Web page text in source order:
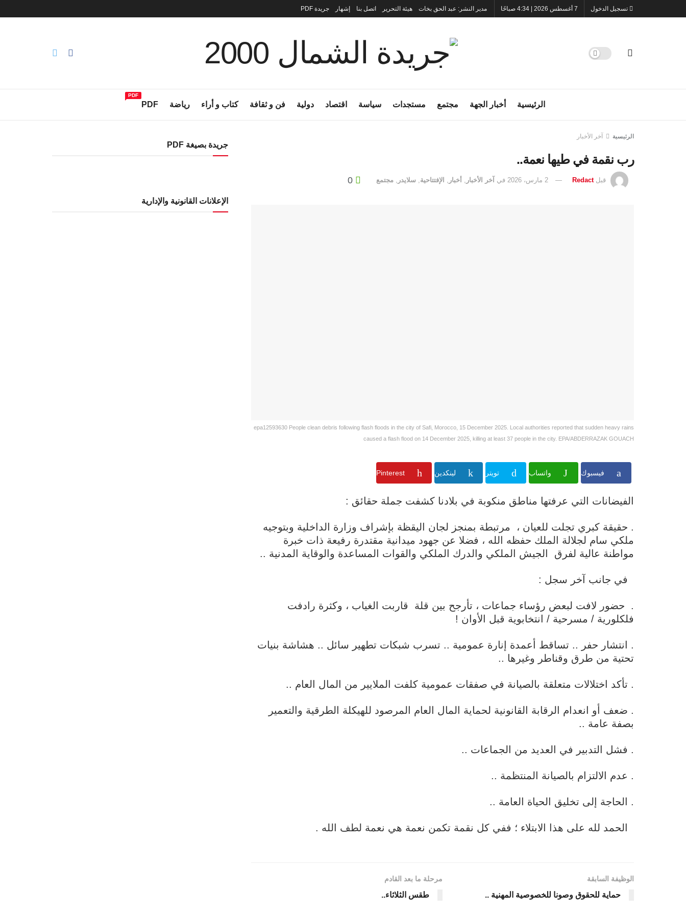
تسجيل الدخول 7 أغسطس 2026 | 4:34 صباحًا مدير النشر: عبد الحق بخات هيئة التحرير اتصل بنا إشهار جريدة PDF
الرئيسية أخبار الجهة مجتمع مستجدات سياسة اقتصاد دولية فن و ثقافة كتاب و أراء رياضة PDF
PDF
الرئيسية آخر الأخبار
رب نقمة في طيها نعمة..
قبل Redact 2 مارس، 2026 في آخر الأخبار أخبار الإفتتاحية سلايدر مجتمع
epa12593630 People clean debris following flash floods in the city of Safi, Morocco, 15 December 2025. Local authorities reported that sudden heavy rains
caused a flash flood on 14 December 2025, killing at least 37 people in the city. EPA/ABDERRAZAK GOUACH
فيسبوك واتساب تويتر لينكدين Pinterest
الفيضانات التي عرفتها مناطق منكوبة في بلادنا كشفت جملة حقائق :
. حقيقة كبري تجلت للعيان ، مرتبطة بمنجز لجان اليقظة بإشراف وزارة الداخلية وبتوجيه
ملكي سام لجلالة الملك حفظه الله ، فضلا عن جهود ميدانية مقتدرة رفيعة ذات خبرة
مواطنة عالية لفرق الجيش الملكي والدرك الملكي والقوات المساعدة والوقاية المدنية ..
في جانب آخر سجل :
. حضور لافت لبعض رؤساء جماعات ، تأرجح بين قلة قاربت الغياب ، وكثرة رادفت
فلكلورية / مسرحية / انتخابوية قبل الأوان !
. انتشار حفر .. تساقط أعمدة إنارة عمومية .. تسرب شبكات تطهير سائل .. هشاشة بنيات
تحتية من طرق وقناطر وغيرها ..
. تأكد اختلالات متعلقة بالصيانة في صفقات عمومية كلفت الملايير من المال العام ..
. ضعف أو انعدام الرقابة القانونية لحماية المال العام المرصود للهيكلة الطرقية والتعمير
بصفة عامة ..
. فشل التدبير في العديد من الجماعات ..
. عدم الالتزام بالصيانة المنتظمة ..
. الحاجة إلى تخليق الحياة العامة ..
الحمد لله على هذا الابتلاء ؛ ففي كل نقمة تكمن نعمة هي نعمة لطف الله .
الوظيفة السابقة
حماية للحقوق وصونا للخصوصية المهنية ..
مرحلة ما بعد القادم
طقس الثلاثاء..
جريدة بصيغة PDF
الإعلانات القانونية والإدارية